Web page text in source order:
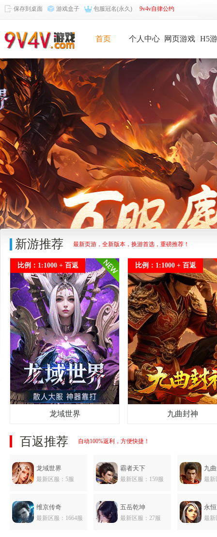
保存到桌面 游戏盒子 包服冠名(永久) 9v4v自律公约
首页 个人中心 网页游戏 H5
新游推荐 最新页游，全新版本，换游首选，重磅推荐！
比例：1:1000 + 百返
龙域世界
比例：1:1000 + 百返
九曲封神
百返推荐 自动100%返利，方便快捷！
龙域世界
最新区服：5服
霸者天下
最新区服：159服
九
最新
维京传奇
最新区服：1664服
五岳乾坤
最新区服：27服
永
最新